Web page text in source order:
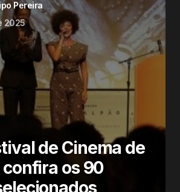
Pereira
2025
de Cinema de
os 90